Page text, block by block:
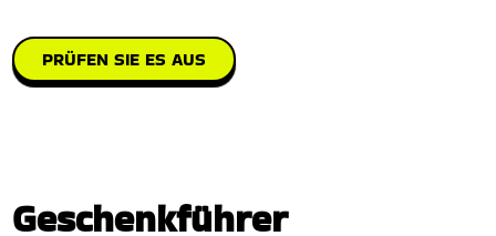
PRÜFEN SIE ES AUS
Geschenkführer